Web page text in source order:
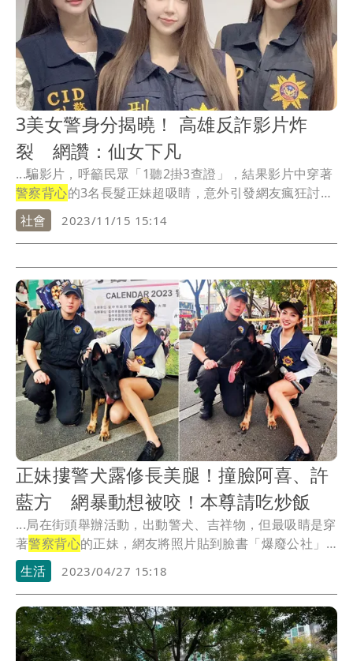
3美女警身分揭曉！ 高雄反詐影片炸
裂 網讚：仙女下凡
...騙影片，呼籲民眾「1聽2掛3查證」，結果影片中穿著
警察背心的3名長髮正妹超吸睛，意外引發網友瘋狂討
論...
社會 2023/11/15 15:14
正妹摟警犬露修長美腿！撞臉阿喜、許
藍方 網暴動想被咬！本尊請吃炒飯
...局在街頭舉辦活動，出動警犬、吉祥物，但最吸睛是穿
著警察背心的正妹，網友將照片貼到臉書「爆廢公社」
引起...
生活 2023/04/27 15:18